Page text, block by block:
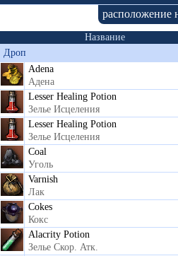
расположение
Название
Дроп
Adena
Адена
Lesser Healing Potion
Зелье Исцеления
Lesser Healing Potion
Зелье Исцеления
Coal
Уголь
Varnish
Лак
Cokes
Кокс
Alacrity Potion
Зелье Скор. Атк.